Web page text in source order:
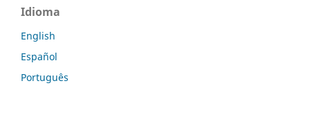
Idioma
English
Español
Português